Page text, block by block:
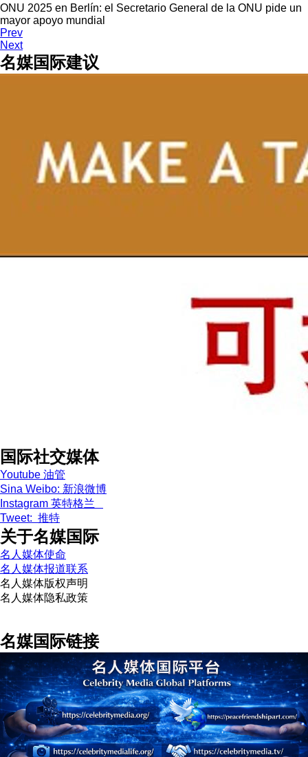
ONU 2025 en Berlín: el Secretario General de la ONU pide un
mayor apoyo mundial
Prev
Next
名媒国际建议
国际社交媒体
Youtube 油管
Sina Weibo: 新浪微博
Instagram 英特格兰
Tweet: 推特
关于名媒国际
名人媒体使命
名人媒体报道联系
名人媒体版权声明
名人媒体隐私政策
名媒国际链接